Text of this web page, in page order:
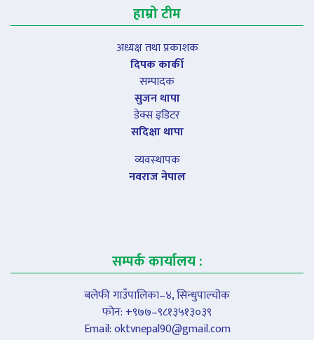
हाम्रो टीम
अध्यक्ष तथा प्रकाशक
दिपक कार्की
सम्पादक
सुजन थापा
डेक्स इडिटर
सदिक्षा थापा
व्यवस्थापक
नवराज नेपाल
सम्पर्क कार्यालय :
बलेफी गाउँपालिका–४, सिन्धुपाल्चोक
फोन: +९७७–९८१३५१३०३९
Email:oktvnepal90@gmail.com